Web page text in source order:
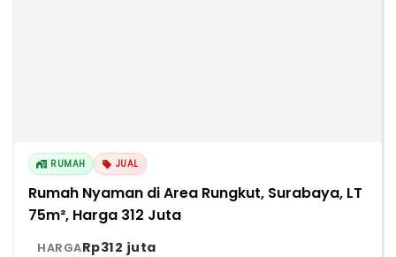
RUMAH JUAL
Rumah Nyaman di Area Rungkut, Surabaya, LT
75m², Harga 312 Juta
HARGARp312 juta